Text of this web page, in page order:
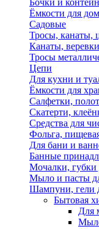
Бочки и
Ёмкости для
Садовые
Тросы, канаты,
Канаты, веревки
Тросы
Цепи
Для кухни и
Ёмкости для
Салфетки,
Скатерти,
Средства для
Фольга,
Для бани и
Банные
Мочалки, губки
Мыло и пасты
Шампуни, гели
Бытовая
Для